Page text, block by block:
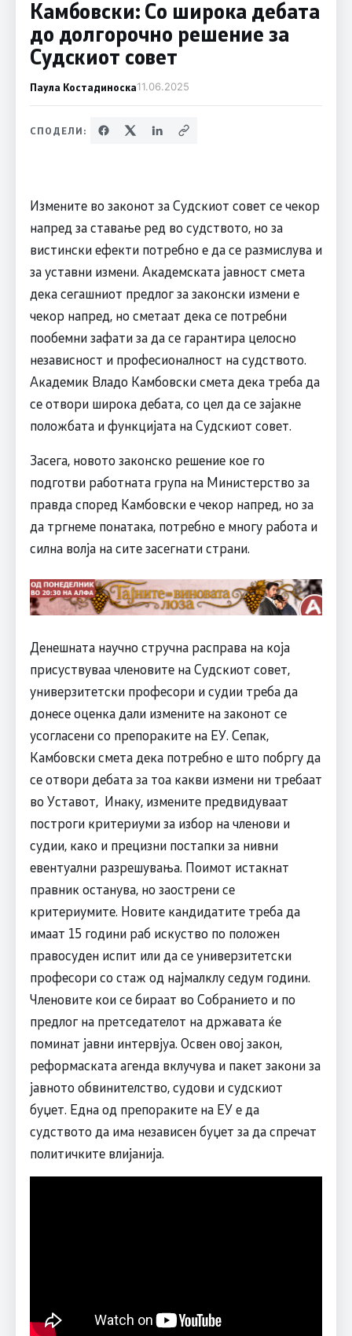
Камбовски: Со широка дебата
до долгорочно решение за
Судскиот совет
Паула Костадиноска11.06.2025
СПОДЕЛИ:
Измените во законот за Судскиот совет се чекор
напред за ставање ред во судството, но за
вистински ефекти потребно е да се размислува и
за уставни измени. Академската јавност смета
дека сегашниот предлог за законски измени е
чекор напред, но сметаат дека се потребни
пообемни зафати за да се гарантира целосно
независност и професионалност на судството.
Академик Владо Камбовски смета дека треба да
се отвори широка дебата, со цел да се зајакне
положбата и функцијата на Судскиот совет.
Засега, новото законско решение кое го
подготви работната група на Министерство за
правда според Камбовски е чекор напред, но за
да тргнеме понатака, потребно е многу работа и
силна волја на сите засегнати страни.
Денешната научно стручна расправа на која
присуствуваа членовите на Судскиот совет,
универзитетски професори и судии треба да
донесе оценка дали измените на законот се
усогласени со препораките на ЕУ. Сепак,
Камбовски смета дека потребно е што побргу да
се отвори дебата за тоа какви измени ни требаат
во Уставот, Инаку, измените предвидуваат
построги критериуми за избор на членови и
судии, како и прецизни постапки за нивни
евентуални разрешувања. Поимот истакнат
правник останува, но заострени се
критериумите. Новите кандидатите треба да
имаат 15 години раб искуство по положен
правосуден испит или да се универзитетски
професори со стаж од најмалклу седум години.
Членовите кои се бираат во Собранието и по
предлог на претседателот на државата ќе
поминат јавни интервјуа. Освен овој закон,
реформаската агенда вклучува и пакет закони за
јавното обвинителство, судови и судскиот
буџет. Една од препораките на ЕУ е да
судството да има независен буџет за да спречат
политичките влијанија.